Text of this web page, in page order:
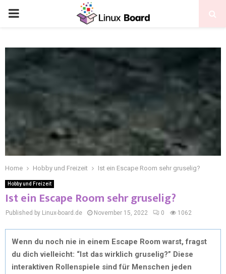
Home Hobby und Freizeit Ist ein Escape Room sehr gruselig?
Hobby und Freizeit
Ist ein Escape Room sehr gruselig?
Published by Linux-board.de November 15, 2022 0 1062
Wenn du noch nie in einem Escape Room warst, fragst
du dich vielleicht: “Ist das wirklich gruselig?” Diese
interaktiven Rollenspiele sind für Menschen jeden